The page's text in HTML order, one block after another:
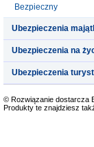
Bezpieczny
Ubezpieczenia
Ubezpieczenia na
Ubezpieczenia
© Rozwiązanie dostarcza
Produkty te znajdziesz